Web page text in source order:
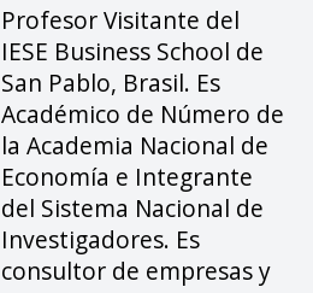
Profesor Visitante del
IESE Business School de
San Pablo, Brasil. Es
Académico de Número de
la Academia Nacional de
Economía e Integrante
del Sistema Nacional de
Investigadores. Es
consultor de empresas y